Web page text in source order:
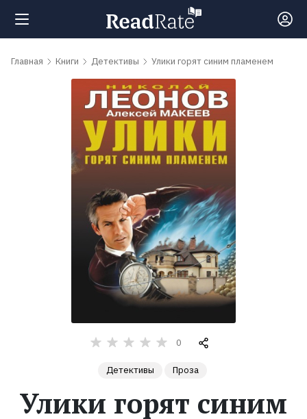
Поиск
Рейтинги
обсуждаемые
Экранизации
Главная Книги Детективы Улики горят синим пламенем
0
Детективы Проза
Улики горят синим